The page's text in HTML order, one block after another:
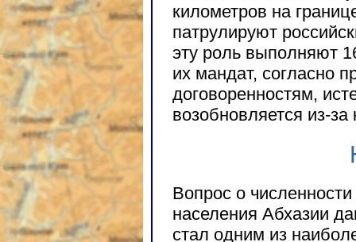
километров на
патрулируют
эту роль выполняют
их мандат, согласно
договоренностям,
возобновляется из-
Вопрос о численности
населения Абхазии
стал одним из